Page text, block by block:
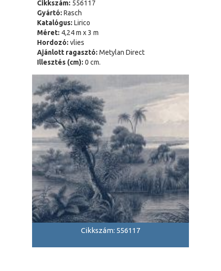
Cikkszám: 556117
Gyártó: Rasch
Katalógus: Lirico
Méret: 4,24 m x 3 m
Hordozó: vlies
Ajánlott ragasztó: Metylan Direct
Illesztés (cm): 0 cm.
Cikkszám: 556117